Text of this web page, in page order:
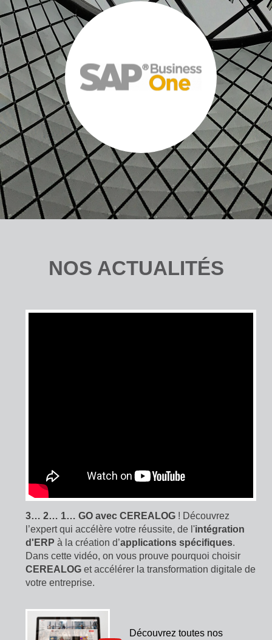
NOS ACTUALITÉS
3… 2… 1… GO avec CEREALOG ! Découvrez
l’expert qui accélère votre réussite, de l'intégration
d'ERP à la création d’applications spécifiques.
Dans cette vidéo, on vous prouve pourquoi choisir
CEREALOG et accélérer la transformation digitale de
votre entreprise.
Découvrez toutes nos